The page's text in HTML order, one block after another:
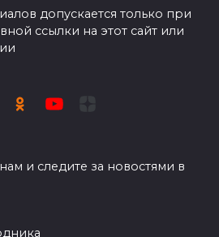
допускается только при
ссылки на этот сайт или
и следите за новостями в